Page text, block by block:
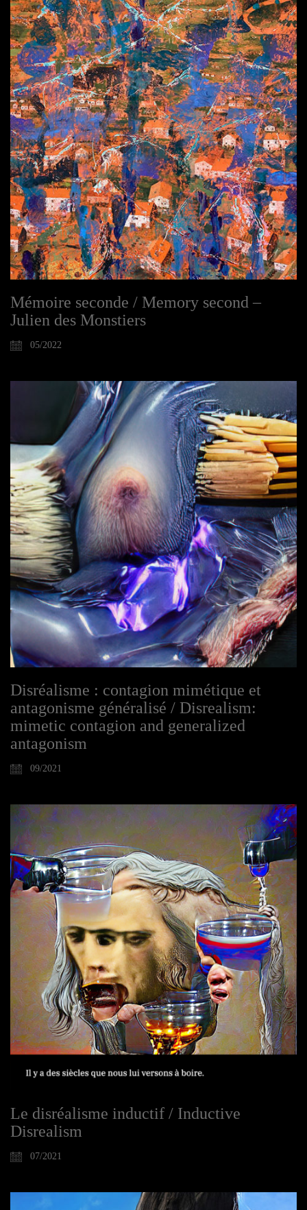
Mémoire seconde / Memory second –
Julien des Monstiers
05/2022
Disréalisme : contagion mimétique et
antagonisme généralisé / Disrealism:
mimetic contagion and generalized
antagonism
09/2021
Le disréalisme inductif / Inductive
Disrealism
07/2021